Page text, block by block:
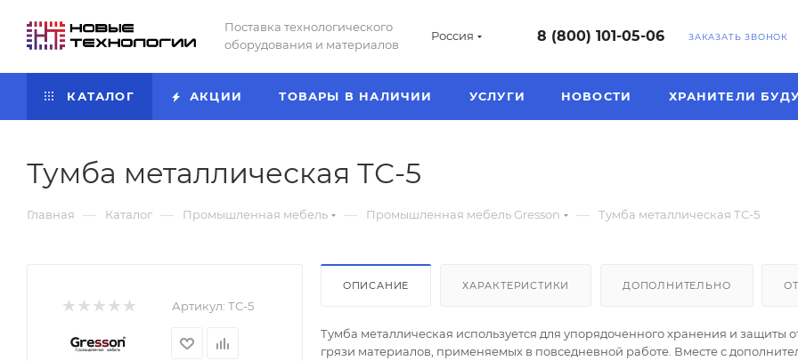
Поставка технологического
оборудования и материалов
Россия 8 (800) 101-05-06 ЗАКАЗАТЬ ЗВОНОК
КАТАЛОГ АКЦИИ ТОВАРЫ В НАЛИЧИИ УСЛУГИ НОВОСТИ ХРАНИТЕЛИ
Тумба металлическая ТС-5
Главная — Каталог — Промышленная мебель — Промышленная мебель Gresson — Тумба металлическая ТС-5
Артикул: ТС-5
ОПИСАНИЕ ХАРАКТЕРИСТИКИ ДОПОЛНИТЕЛЬНО
Тумба металлическая используется для упорядоченного хранения и защиты
грязи материалов, применяемых в повседневной работе. Вместе с